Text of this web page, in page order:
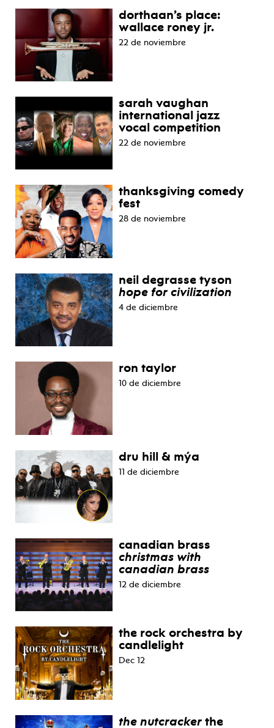
dorthaan’s place:
wallace roney jr.
22 de noviembre
sarah vaughan
international jazz
vocal competition
22 de noviembre
thanksgiving comedy
fest
28 de noviembre
neil degrasse tyson
hope for civilization
4 de diciembre
ron taylor
10 de diciembre
dru hill & mýa
11 de diciembre
canadian brass
christmas with
canadian brass
12 de diciembre
the rock orchestra by
candlelight
Dec 12
the nutcracker the